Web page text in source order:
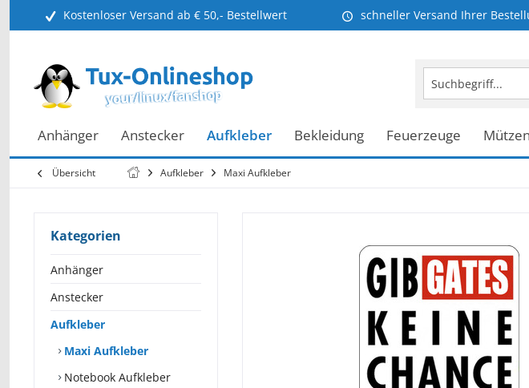
Kostenloser Versand ab € 50,- Bestellwert schneller Versand Ihrer
Anhänger Anstecker Aufkleber Bekleidung Feuerzeuge Mützen
Übersicht Aufkleber Maxi Aufkleber
Kategorien
Anhänger
Anstecker
Aufkleber
Maxi Aufkleber
Notebook Aufkleber